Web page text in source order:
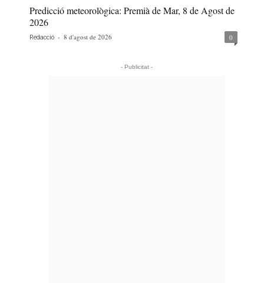
Predicció meteorològica: Premià de Mar, 8 de Agost de
2026
Redacció - 8 d'agost de 2026 0
- Publicitat -